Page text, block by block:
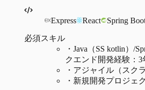
Express React Spring
必須スキル
・ Java（SS kotlin）/
クエンド開発経験：3
・ アジャイル（スク
・ 新規開発プロジェ